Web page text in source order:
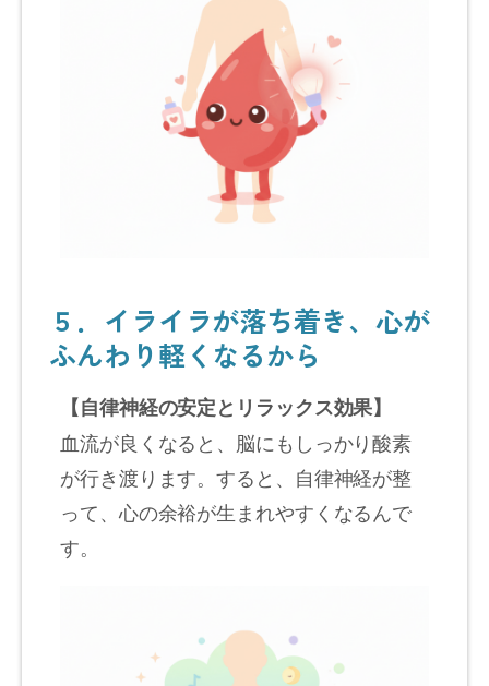
５．イライラが落ち着き、心が
ふんわり軽くなるから
【自律神経の安定とリラックス効果】
血流が良くなると、脳にもしっかり酸素
が行き渡ります。すると、自律神経が整
って、心の余裕が生まれやすくなるんで
す。